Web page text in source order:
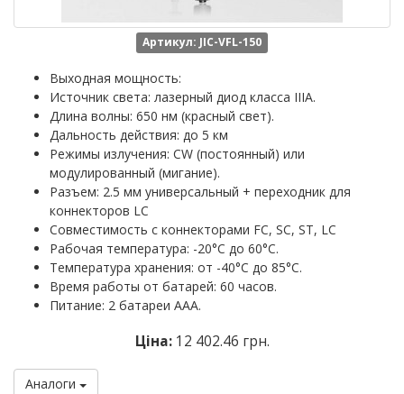
Артикул: JIC-VFL-150
Выходная мощность:
Источник света: лазерный диод класса IIIA.
Длина волны: 650 нм (красный свет).
Дальность действия: до 5 км
Режимы излучения: CW (постоянный) или
модулированный (мигание).
Разъем: 2.5 мм универсальный + переходник для
коннекторов LC
Совместимость с коннекторами FC, SC, ST, LC
Рабочая температура: -20°C до 60°C.
Температура хранения: от -40°C до 85°C.
Время работы от батарей: 60 часов.
Питание: 2 батареи AAA.
Ціна: 12 402.46 грн.
Аналоги